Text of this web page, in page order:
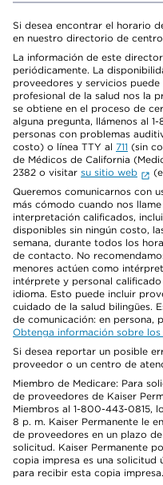
Si desea encontrar el horario
en nuestro directorio de
La información de este
periódicamente. La
proveedores y servicios
profesional de la salud nos la
se obtiene en el proceso de
alguna pregunta, llámenos al
personas con problemas
costo) o línea TTY al 711 (sin
de Médicos de California
2382 o visitar su sitio web
Queremos comunicarnos con
más cómodo cuando nos
interpretación calificados,
disponibles sin ningún costo,
semana, durante todos los
de contacto. No
menores actúen como
intérprete y personal
idioma. Esto puede incluir
cuidado de la salud bilingües.
de comunicación: en persona,
Obtenga información sobre
Si desea reportar un posible
proveedor o un centro de
Miembro de Medicare: Para
de proveedores de Kaiser
Miembros al 1-800-443-0815,
8 p. m. Kaiser Permanente le
de proveedores en un plazo
solicitud. Kaiser Permanente
copia impresa es una solicitud
para recibir esta copia impresa.